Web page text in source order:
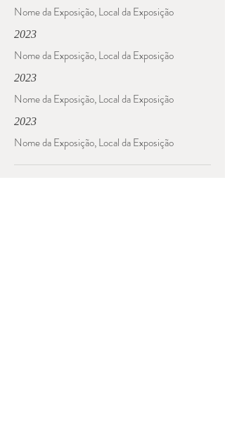
Nome da Exposição, Local da Exposição
2023
Nome da Exposição, Local da Exposição
2023
Nome da Exposição, Local da Exposição
2023
Nome da Exposição, Local da Exposição